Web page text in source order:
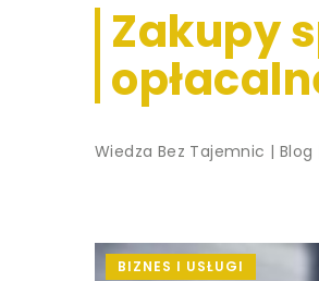
Zakupy
Wiedza Bez Tajemnic | Blog
BIZNES I USŁUGI